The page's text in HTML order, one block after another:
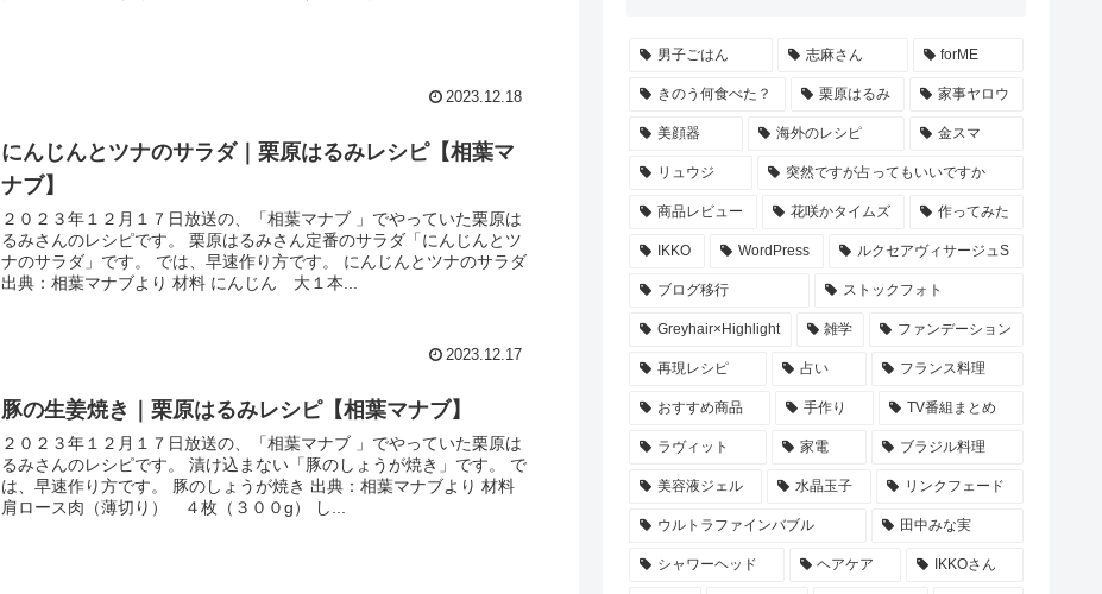
2023.12.18
にんじんとツナのサラダ｜栗原はるみレシピ【相葉マ
ナブ】
２０２３年１２月１７日放送の、「相葉マナブ 」でやっていた栗原は
るみさんのレシピです。 栗原はるみさん定番のサラダ「にんじんとツ
ナのサラダ」です。 では、早速作り方です。 にんじんとツナのサラダ
出典：相葉マナブより 材料 にんじん 大１本...
2023.12.17
豚の生姜焼き｜栗原はるみレシピ【相葉マナブ】
２０２３年１２月１７日放送の、「相葉マナブ 」でやっていた栗原は
るみさんのレシピです。 漬け込まない「豚のしょうが焼き」です。 で
は、早速作り方です。 豚のしょうが焼き 出典：相葉マナブより 材料
肩ロース肉（薄切り） ４枚（３００g） し...
男子ごはん 志麻さん forME
きのう何食べた？ 栗原はるみ 家事ヤロウ
美顔器 海外のレシピ 金スマ
リュウジ 突然ですが占ってもいいですか
商品レビュー 花咲かタイムズ 作ってみた
IKKO WordPress ルクセアヴィサージュS
ブログ移行 ストックフォト
Greyhair×Highlight 雑学 ファンデーション
再現レシピ 占い フランス料理
おすすめ商品 手作り TV番組まとめ
ラヴィット 家電 ブラジル料理
美容液ジェル 水晶玉子 リンクフェード
ウルトラファインバブル 田中みな実
シャワーヘッド ヘアケア IKKOさん